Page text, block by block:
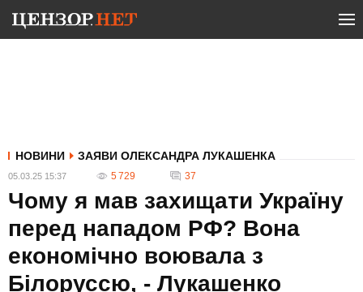
НОВИНИ ЗАЯВИ ОЛЕКСАНДРА ЛУКАШЕНКА
05.03.25 15:37 5 729 37
Чому я мав захищати Україну
перед нападом РФ? Вона
економічно воювала з
Білоруссю, - Лукашенко